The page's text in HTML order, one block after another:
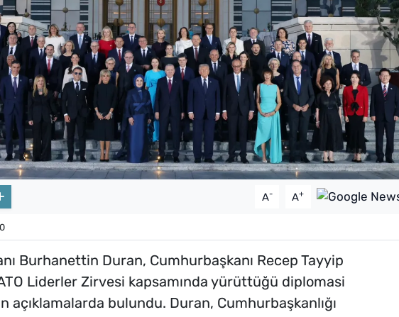
A- A+
Burhanettin Duran, Cumhurbaşkanı Recep Tayyip
Liderler Zirvesi kapsamında yürüttüğü diplomasi
açıklamalarda bulundu. Duran, Cumhurbaşkanlığı